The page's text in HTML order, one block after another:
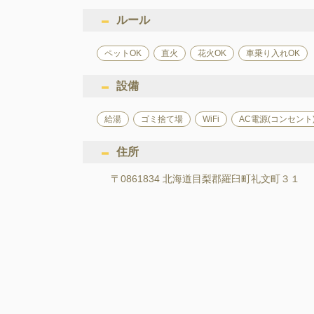
ルール
ペットOK 直火 花火OK 車乗り入れOK
設備
給湯 ゴミ捨て場 WiFi AC電源(コンセント
住所
〒0861834 北海道目梨郡羅臼町礼文町３１